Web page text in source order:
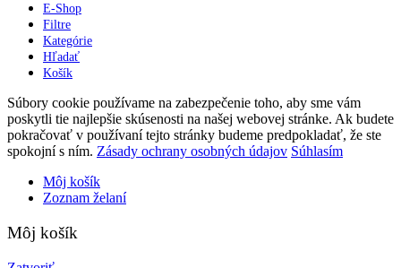
E-Shop
Filtre
Kategórie
Hľadať
Košík
Súbory cookie používame na zabezpečenie toho, aby sme vám
poskytli tie najlepšie skúsenosti na našej webovej stránke. Ak budete
pokračovať v používaní tejto stránky budeme predpokladať, že ste
spokojní s ním. Zásady ochrany osobných údajov Súhlasím
Môj košík
Zoznam želaní
Môj košík